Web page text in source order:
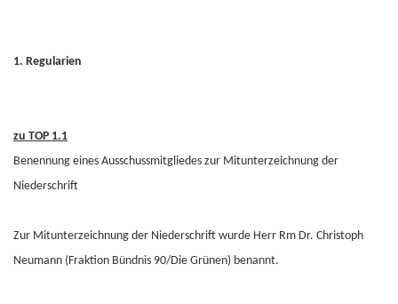
1. Regularien
zu TOP 1.1
Benennung eines Ausschussmitgliedes zur Mitunterzeichnung der
Niederschrift
Zur Mitunterzeichnung der Niederschrift wurde Herr Rm Dr. Christoph
Neumann (Fraktion Bündnis 90/Die Grünen) benannt.